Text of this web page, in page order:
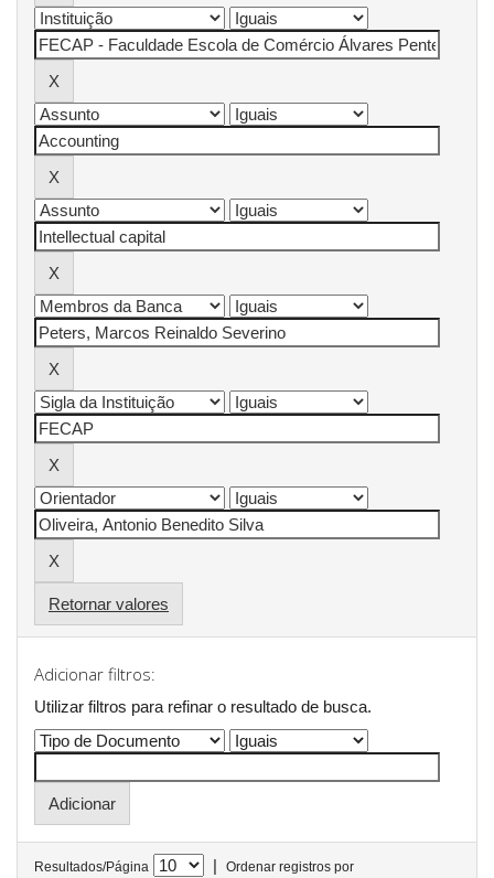
Retornar valores
Adicionar filtros:
Utilizar filtros para refinar o resultado de busca.
Resultados/Página |
Ordenar registros por